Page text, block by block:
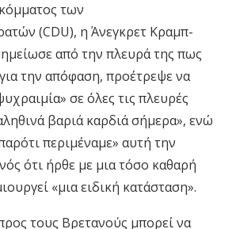
των
(CDU), η Άνεγκρετ Κραμπ-
από την πλευρά της πως
την απόφαση, προέτρεψε να
σε όλες τις πλευρές
βαριά καρδιά σήμερα», ενώ
περιμέναμε» αυτή την
ότι ήρθε με μια τόσο καθαρή
«μια ειδική κατάσταση».
τους Βρετανούς μπορεί να